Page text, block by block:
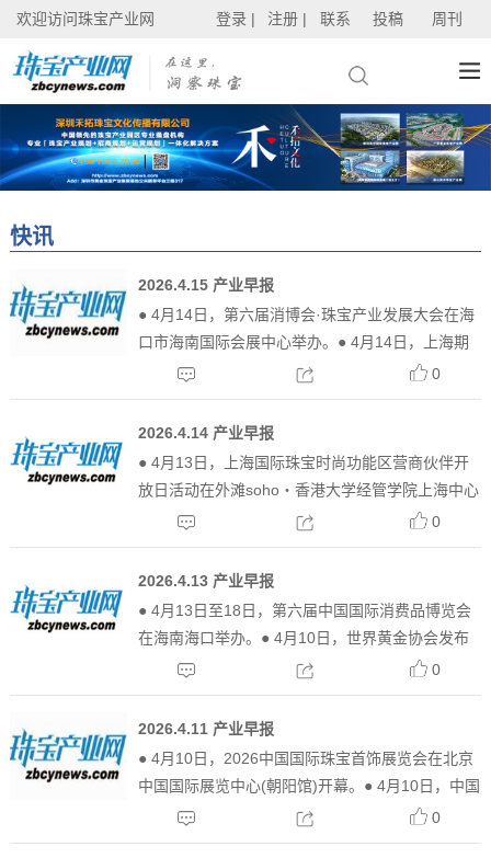
欢迎访问珠宝产业网 登录 | 注册 | 联系 投稿 周刊
快讯
2026.4.15 产业早报
● 4月14日，第六届消博会·珠宝产业发展大会在海
口市海南国际会展中心举办。● 4月14日，上海期
货交易所发布关于调整黄金等期货相关合约涨跌停
板幅度和交易保证金比例的通知。经研究决定，下
述合约自上市时起，涨跌停板幅度和交易保证金比
0
2026.4.14 产业早报
● 4月13日，上海国际珠宝时尚功能区营商伙伴开
放日活动在外滩soho・香港大学经管学院上海中心
举行。● 4月13日，周大生在投资者互动平台表
示，公司开展黄金租赁业务，主要为满足日常经营
所需，同时可有效对冲黄金类库存在黄金价格大幅
0
2026.4.13 产业早报
● 4月13日至18日，第六届中国国际消费品博览会
在海南海口举办。● 4月10日，世界黄金协会发布
的数据显示，2026年2月全球央行累计公开净购金
量达27吨，较1月放缓购金后显著回升。● 4月10
日，历经另寻新址、全面改造升级，云南省保山
0
2026.4.11 产业早报
● 4月10日，2026中国国际珠宝首饰展览会在北京
中国国际展览中心(朝阳馆)开幕。● 4月10日，中国
黄金协会党委书记、副会长严弟勇与紫金矿业集团
股份有限公司党委书记、董事长邹来昌在厦门举行
0